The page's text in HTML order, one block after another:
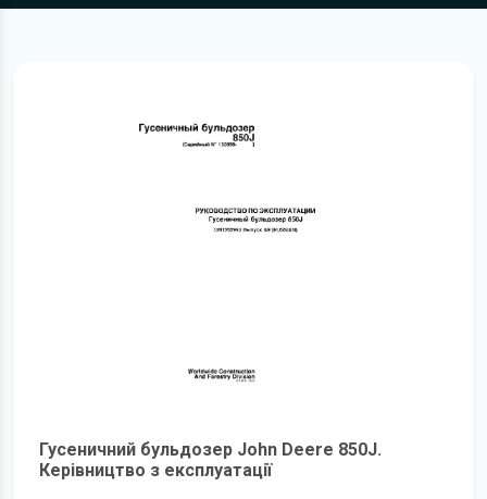
Гусеничний бульдозер John Deere 850J.
Керівництво з експлуатації